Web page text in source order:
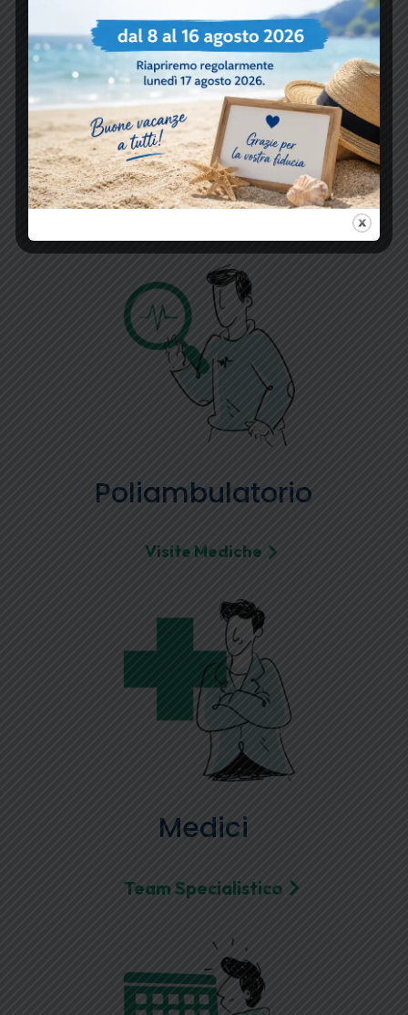
offrire visite mediche di alto
livello, riducendo la necessità di
spostamenti verso altre strutture.
Questo aspetto è
particolarmente apprezzato dai
pazienti della provincia di
Vicenza che cercano un servizio
completo vicino a casa.
Poliambulatorio
Visite Mediche
Medici
Team Specialistico